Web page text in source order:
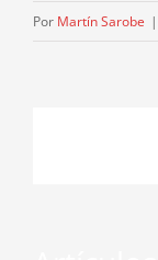
Por Martín Sarobe |